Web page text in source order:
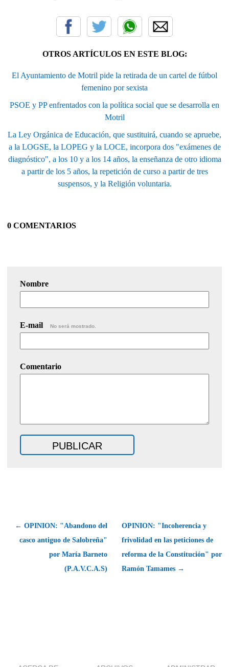
OTROS ARTÍCULOS EN ESTE BLOG:
El Ayuntamiento de Motril pide la retirada de un cartel de fútbol
femenino por sexista
PSOE y PP enfrentados con la política social que se desarrolla en
Motril
La Ley Orgánica de Educación, que sustituirá, cuando se apruebe,
a la LOGSE, la LOPEG y la LOCE, incorpora dos "exámenes de
diagnóstico", a los 10 y a los 14 años, la enseñanza de otro idioma
a partir de los 5 años, la repetición de curso a partir de tres
suspensos, y la Religión voluntaria.
0 COMENTARIOS
Nombre
E-mail No será mostrado.
Comentario
← OPINION: "Abandono del
casco antiguo de Salobreña"
por María Barneto
(P.A.V.C.A.S)
OPINION: "Incoherencia y
frivolidad en las peticiones de
reforma de la Constitución" por
Ramón Tamames →